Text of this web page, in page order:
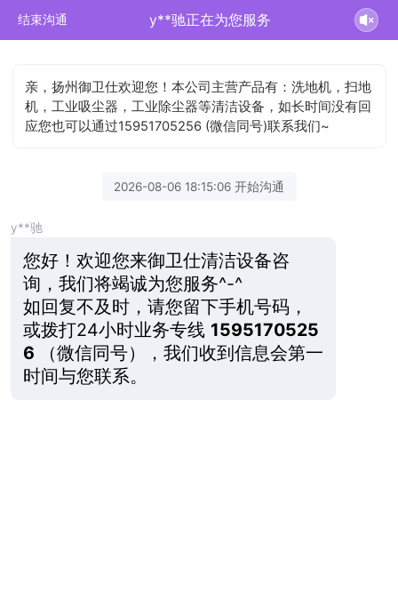
结束沟通 y**驰正在为您服务
亲，扬州御卫仕欢迎您！本公司主营产品有：洗地机，扫地
机，工业吸尘器，工业除尘器等清洁设备，如长时间没有回
应您也可以通过15951705256 (微信同号)联系我们~
2026-08-06 18:15:06 开始沟通
y**驰
您好！欢迎您来御卫仕清洁设备咨
询，我们将竭诚为您服务^-^
如回复不及时，请您留下手机号码，
或拨打24小时业务专线 1595170525
6
（微信同号），我们收到信息会第一
时间与您联系。